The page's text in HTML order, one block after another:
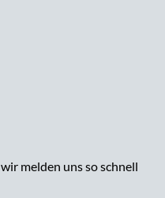
melden uns so schnell